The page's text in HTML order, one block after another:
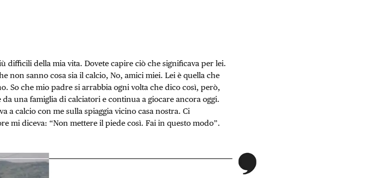
difficili della mia vita. Dovete capire ciò che significava per lei.
non sanno cosa sia il calcio, No, amici miei. Lei è quella che
So che mio padre si arrabbia ogni volta che dico così, però,
una famiglia di calciatori e continua a giocare ancora oggi.
a calcio con me sulla spiaggia vicino casa nostra. Ci
mi diceva: “Non mettere il piede così. Fai in questo modo”.